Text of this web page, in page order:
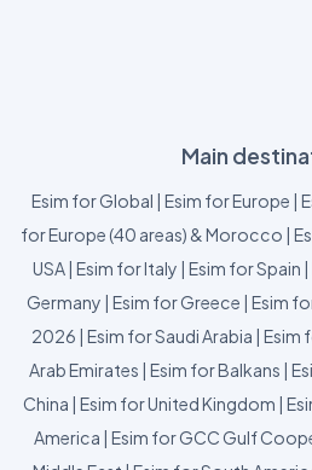
Main
Esim for Global | Esim for Europe |
for Europe (40 areas) & Morocco |
USA| Esim for Italy | Esim for Spain |
Germany | Esim for Greece | Esim
2026 | Esim for Saudi Arabia | Esim
Arab Emirates | Esim for Balkans |
China | Esim for United Kingdom |
America | Esim for GCC Gulf